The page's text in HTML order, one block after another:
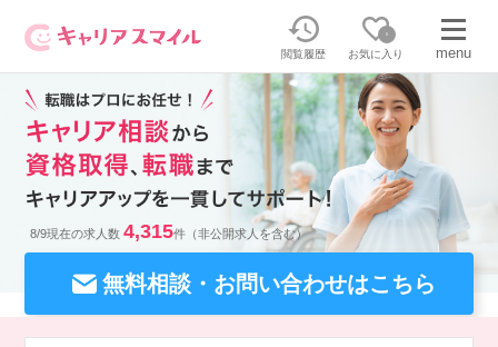
閲覧履歴
0
お気に入り menu
無料相談・お問い合わせはこちら
無料転職相談・お問い合わせの内容を
選択してください
正社員／パートで働く
正社員・パートの求人を探す
派遣求人を探す
8/9現在の求人数 4,315件（非公開求人を含む）
無料相談・お問い合わせはこちら